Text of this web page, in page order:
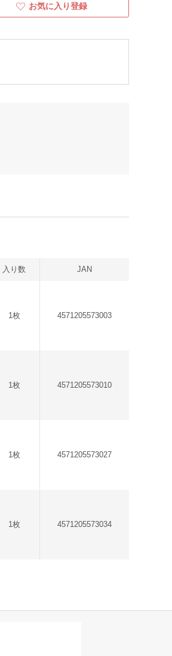
お気に入り登録
入り数 JAN
1枚 4571205573003
1枚 4571205573010
1枚 4571205573027
1枚 4571205573034